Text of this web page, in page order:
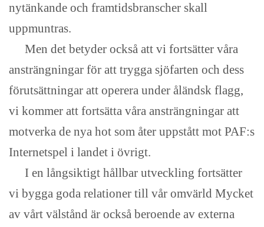
nytänkande och framtidsbranscher skall
uppmuntras.
Men det betyder också att vi fortsätter våra
ansträngningar för att trygga sjöfarten och dess
förutsättningar att operera under åländsk flagg,
vi kommer att fortsätta våra ansträngningar att
motverka de nya hot som åter uppstått mot PAF:s
Internetspel i landet i övrigt.
I en långsiktigt hållbar utveckling fortsätter
vi bygga goda relationer till vår omvärld Mycket
av vårt välstånd är också beroende av externa